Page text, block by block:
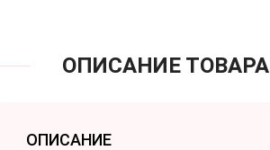
ОПИСАНИЕ ТОВАРА
ОПИСАНИЕ